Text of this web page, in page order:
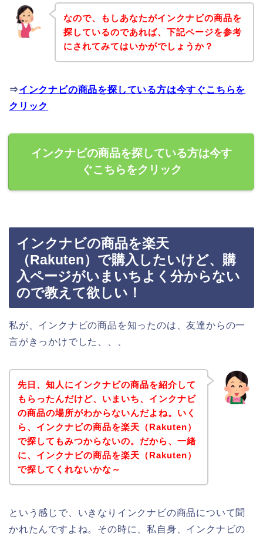
なので、もしあなたがインクナビの商品を
探しているのであれば、下記ページを参考
にされてみてはいかがでしょうか？
⇒インクナビの商品を探している方は今すぐこちらを
クリック
インクナビの商品を探している方は今す
ぐこちらをクリック
インクナビの商品を楽天
（Rakuten）で購入したいけど、購
入ページがいまいちよく分からない
ので教えて欲しい！
私が、インクナビの商品を知ったのは、友達からの一
言がきっかけでした、、、
先日、知人にインクナビの商品を紹介して
もらったんだけど、いまいち、インクナビ
の商品の場所がわからないんだよね。いく
ら、インクナビの商品を楽天（Rakuten）
で探してもみつからないの。だから、一緒
に、インクナビの商品を楽天（Rakuten）
で探してくれないかな～
という感じで、いきなりインクナビの商品について聞
かれたんですよね。その時に、私自身、インクナビの